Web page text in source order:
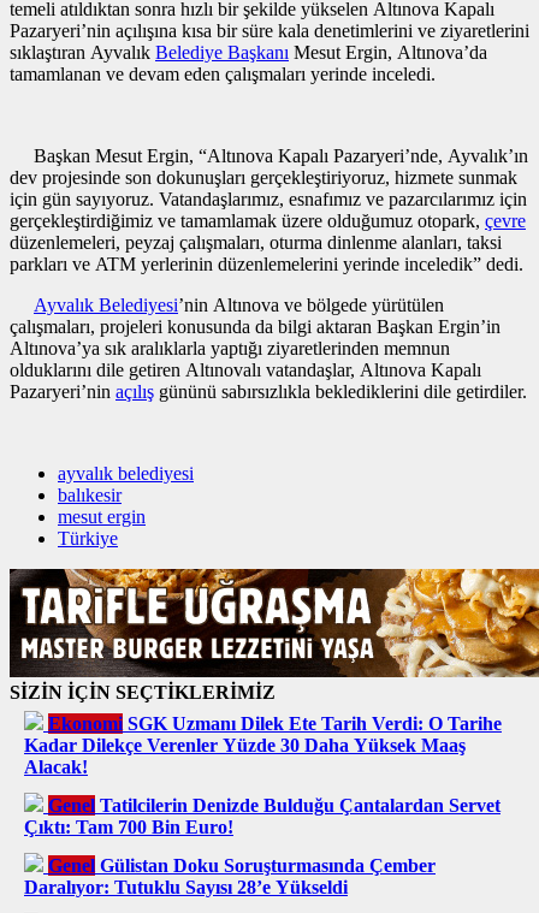
temeli atıldıktan sonra hızlı bir şekilde yükselen Altınova Kapalı
Pazaryeri’nin açılışına kısa bir süre kala denetimlerini ve ziyaretlerini
sıklaştıran Ayvalık Belediye Başkanı Mesut Ergin, Altınova’da
tamamlanan ve devam eden çalışmaları yerinde inceledi.
Başkan Mesut Ergin, “Altınova Kapalı Pazaryeri’nde, Ayvalık’ın
dev projesinde son dokunuşları gerçekleştiriyoruz, hizmete sunmak
için gün sayıyoruz. Vatandaşlarımız, esnafımız ve pazarcılarımız için
gerçekleştirdiğimiz ve tamamlamak üzere olduğumuz otopark, çevre
düzenlemeleri, peyzaj çalışmaları, oturma dinlenme alanları, taksi
parkları ve ATM yerlerinin düzenlemelerini yerinde inceledik” dedi.
Ayvalık Belediyesi’nin Altınova ve bölgede yürütülen
çalışmaları, projeleri konusunda da bilgi aktaran Başkan Ergin’in
Altınova’ya sık aralıklarla yaptığı ziyaretlerinden memnun
olduklarını dile getiren Altınovalı vatandaşlar, Altınova Kapalı
Pazaryeri’nin açılış gününü sabırsızlıkla beklediklerini dile getirdiler.
ayvalık belediyesi
balıkesir
mesut ergin
Türkiye
SİZİN İÇİN SEÇTİKLERİMİZ
Ekonomi SGK Uzmanı Dilek Ete Tarih Verdi: O Tarihe
Kadar Dilekçe Verenler Yüzde 30 Daha Yüksek Maaş
Alacak!
Genel Tatilcilerin Denizde Bulduğu Çantalardan Servet
Çıktı: Tam 700 Bin Euro!
Genel Gülistan Doku Soruşturmasında Çember
Daralıyor: Tutuklu Sayısı 28’e Yükseldi